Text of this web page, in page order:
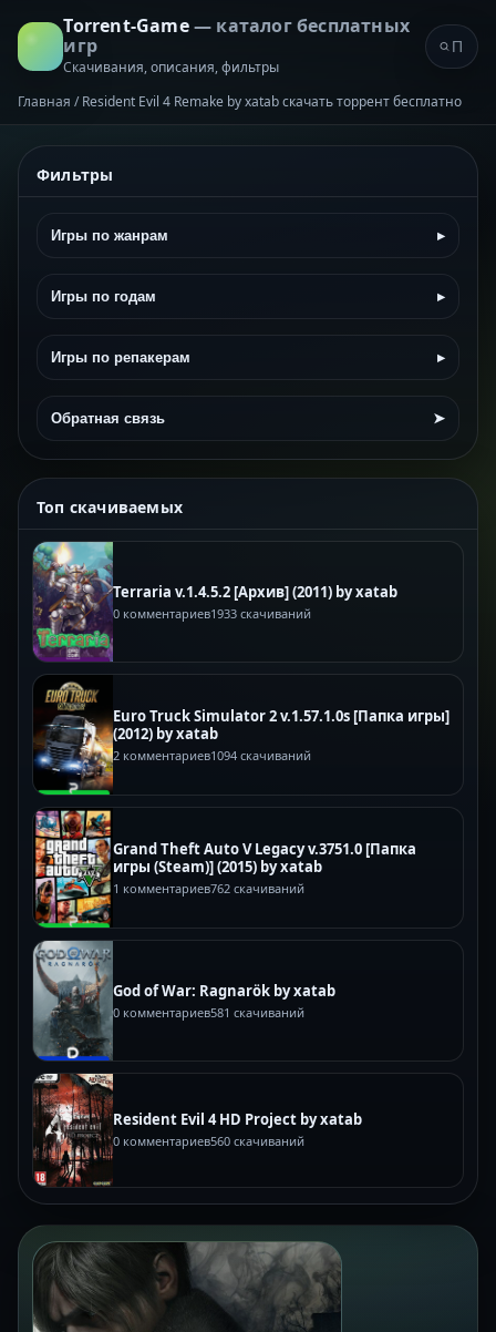
Torrent-Game— каталог бесплатных
игр
Скачивания, описания, фильтры
Главная / Resident Evil 4 Remake by xatab скачать торрент бесплатно
Фильтры
Игры по жанрам ▸
Игры по годам ▸
Игры по репакерам ▸
Обратная связь ➤
Топ скачиваемых
Terraria v.1.4.5.2 [Архив] (2011) by xatab
0 комментариев1933 скачиваний
Euro Truck Simulator 2 v.1.57.1.0s [Папка игры]
(2012) by xatab
2 комментариев1094 скачиваний
Grand Theft Auto V Legacy v.3751.0 [Папка
игры (Steam)] (2015) by xatab
1 комментариев762 скачиваний
God of War: Ragnarök by xatab
0 комментариев581 скачиваний
Resident Evil 4 HD Project by xatab
0 комментариев560 скачиваний